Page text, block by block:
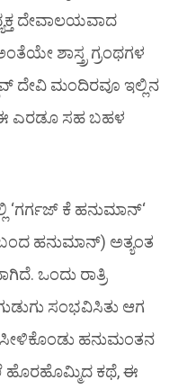
ದೇವಾಲಯವಾದ
ಶಾಸ್ತ್ರ ಗ್ರಂಥಗಳ
ದೇವಿ ಮಂದಿರವೂ ಇಲ್ಲಿನ
ಎರಡೂ ಸಹಬಹಳ
‘ಗರ್ಗಜ್ ಕೆ ಹನುಮಾನ್‘
ಹನುಮಾನ್) ಅತ್ಯಂತ
ಒಂದು ರಾತ್ರಿ
ಸಂಭವಿಸಿತು ಆಗ
ಹನುಮಂತನ
ಹೊರಹೊಮ್ಮಿದ ಕಥೆ, ಈ